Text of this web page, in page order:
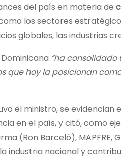
del país en materia de
los sectores
globales, las industrias
“ha
que hoy la posicionan
el ministro, se evidencian
en el país, y citó, como
(Ron Barceló),
industria nacional y